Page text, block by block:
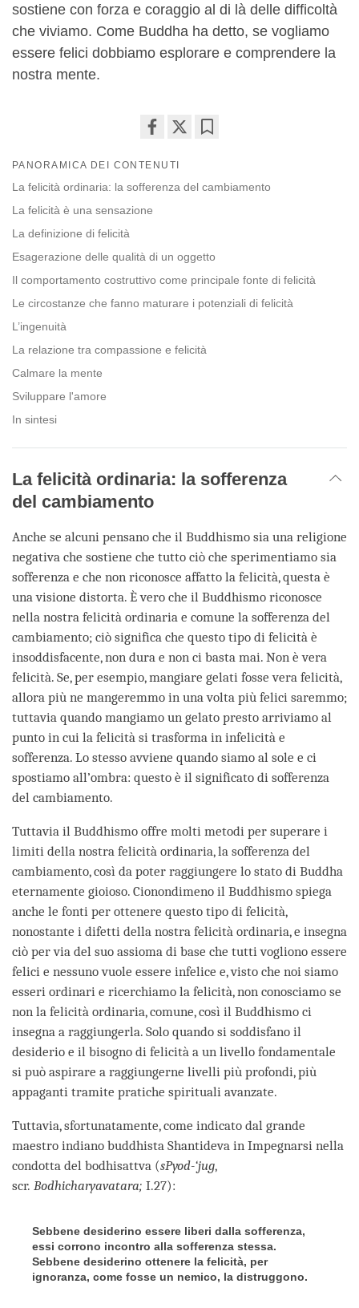
sostiene con forza e coraggio al di là delle difficoltà
che viviamo. Come Buddha ha detto, se vogliamo
essere felici dobbiamo esplorare e comprendere la
nostra mente.
on
facebook
PANORAMICA DEI CONTENUTI
La felicità ordinaria: la sofferenza del cambiamento
La felicità è una sensazione
La definizione di felicità
Esagerazione delle qualità di un oggetto
Il comportamento costruttivo come principale fonte di felicità
Le circostanze che fanno maturare i potenziali di felicità
L’ingenuità
La relazione tra compassione e felicità
Calmare la mente
Sviluppare l'amore
In sintesi
La felicità ordinaria: la sofferenza
del cambiamento
Anche se alcuni pensano che il Buddhismo sia una religione
negativa che sostiene che tutto ciò che sperimentiamo sia
sofferenza e che non riconosce affatto la felicità, questa è
una visione distorta. È vero che il Buddhismo riconosce
nella nostra felicità ordinaria e comune la sofferenza del
cambiamento; ciò significa che questo tipo di felicità è
insoddisfacente, non dura e non ci basta mai. Non è vera
felicità. Se, per esempio, mangiare gelati fosse vera felicità,
allora più ne mangeremmo in una volta più felici saremmo;
tuttavia quando mangiamo un gelato presto arriviamo al
punto in cui la felicità si trasforma in infelicità e
sofferenza. Lo stesso avviene quando siamo al sole e ci
spostiamo all’ombra: questo è il significato di sofferenza
del cambiamento.
Tuttavia il Buddhismo offre molti metodi per superare i
limiti della nostra felicità ordinaria, la sofferenza del
cambiamento, così da poter raggiungere lo stato di Buddha
eternamente gioioso. Cionondimeno il Buddhismo spiega
anche le fonti per ottenere questo tipo di felicità,
nonostante i difetti della nostra felicità ordinaria, e insegna
ciò per via del suo assioma di base che tutti vogliono essere
felici e nessuno vuole essere infelice e, visto che noi siamo
esseri ordinari e ricerchiamo la felicità, non conosciamo se
non la felicità ordinaria, comune, così il Buddhismo ci
insegna a raggiungerla. Solo quando si soddisfano il
desiderio e il bisogno di felicità a un livello fondamentale
si può aspirare a raggiungerne livelli più profondi, più
appaganti tramite pratiche spirituali avanzate.
Tuttavia, sfortunatamente, come indicato dal grande
maestro indiano buddhista Shantideva in Impegnarsi nella
condotta del bodhisattva (sPyod-‘jug,
scr. Bodhicharyavatara; I.27):
Sebbene desiderino essere liberi dalla sofferenza,
essi corrono incontro alla sofferenza stessa.
Sebbene desiderino ottenere la felicità, per
ignoranza, come fosse un nemico, la distruggono.